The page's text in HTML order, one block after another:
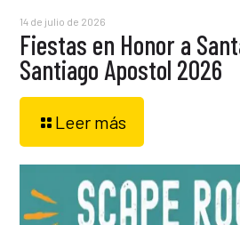
14 de julio de 2026
Fiestas en Honor a
Santiago Apostol 2026
Leer más